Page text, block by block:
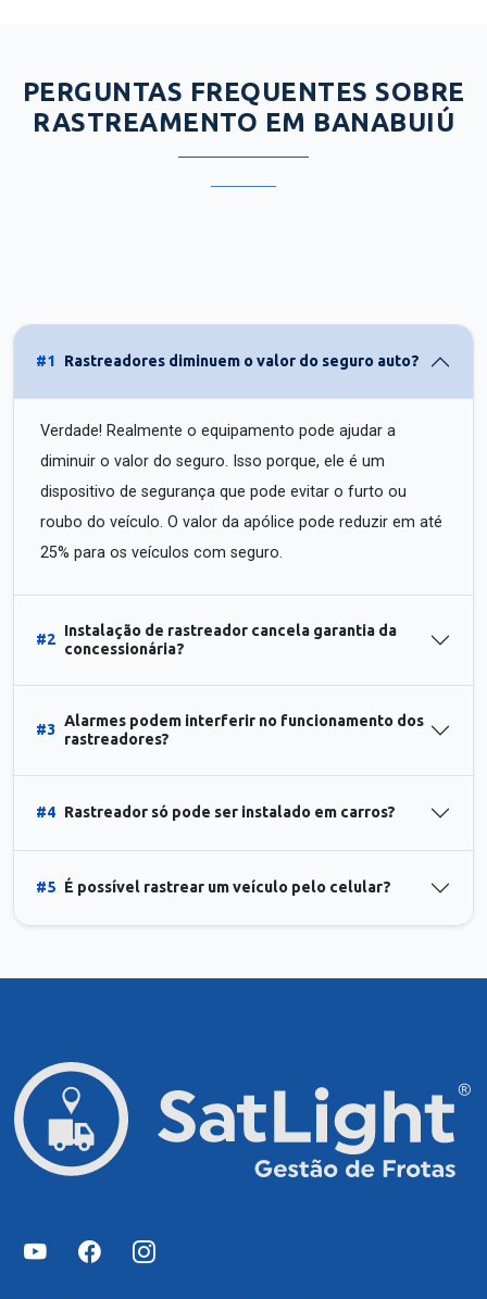
PERGUNTAS FREQUENTES SOBRE
RASTREAMENTO EM BANABUIÚ
#1 Rastreadores diminuem o valor do seguro auto?
Verdade! Realmente o equipamento pode ajudar a
diminuir o valor do seguro. Isso porque, ele é um
dispositivo de segurança que pode evitar o furto ou
roubo do veículo. O valor da apólice pode reduzir em até
25% para os veículos com seguro.
#2
Instalação de rastreador cancela garantia da
concessionária?
#3
Alarmes podem interferir no funcionamento dos
rastreadores?
#4 Rastreador só pode ser instalado em carros?
#5 É possível rastrear um veículo pelo celular?